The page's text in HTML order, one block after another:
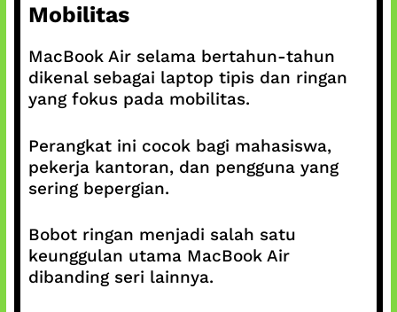
Mobilitas
MacBook Air selama bertahun-tahun
dikenal sebagai laptop tipis dan ringan
yang fokus pada mobilitas.
Perangkat ini cocok bagi mahasiswa,
pekerja kantoran, dan pengguna yang
sering bepergian.
Bobot ringan menjadi salah satu
keunggulan utama MacBook Air
dibanding seri lainnya.